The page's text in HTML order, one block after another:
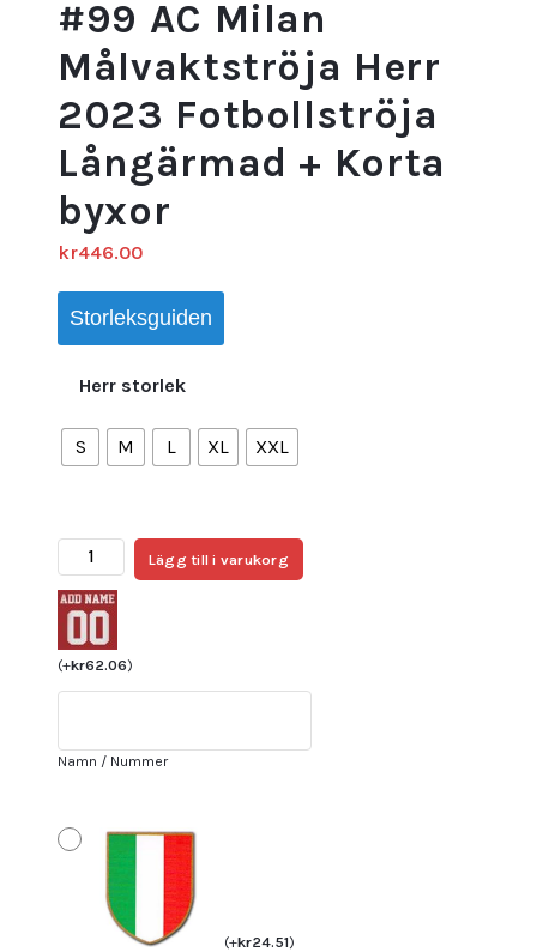
#99 AC Milan
Målvaktströja Herr
2023 Fotbollströja
Långärmad + Korta
byxor
kr446.00
Storleksguiden
Herr storlek
S M L XL XXL
Köpa
DONNARUMMA
#99
AC
Milan
Målvaktströja
2023
+
mängd
Lägg till i varukorg
(+kr62.06)
Namn / Nummer
(+kr24.51)